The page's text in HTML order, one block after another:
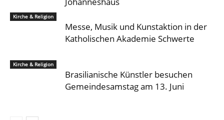
Kirche & Religion
Messe, Musik und Kunstaktion in der
Katholischen Akademie Schwerte
Kirche & Religion
Brasilianische Künstler besuchen
Gemeindesamstag am 13. Juni